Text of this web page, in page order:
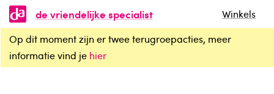
de vriendelijke specialist
Winkels
Op dit moment zijn er twee terugroepacties, meer
informatie vind je hier